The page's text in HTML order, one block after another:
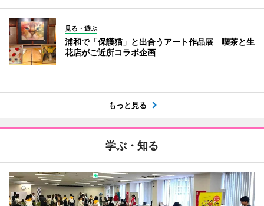
見る・遊ぶ
浦和で「保護猫」と出合うアート作品展 喫茶と生
花店がご近所コラボ企画
もっと見る
学ぶ・知る